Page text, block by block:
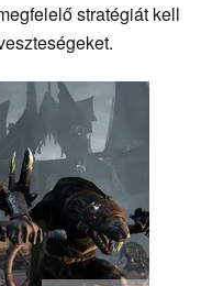
stratégiát kell